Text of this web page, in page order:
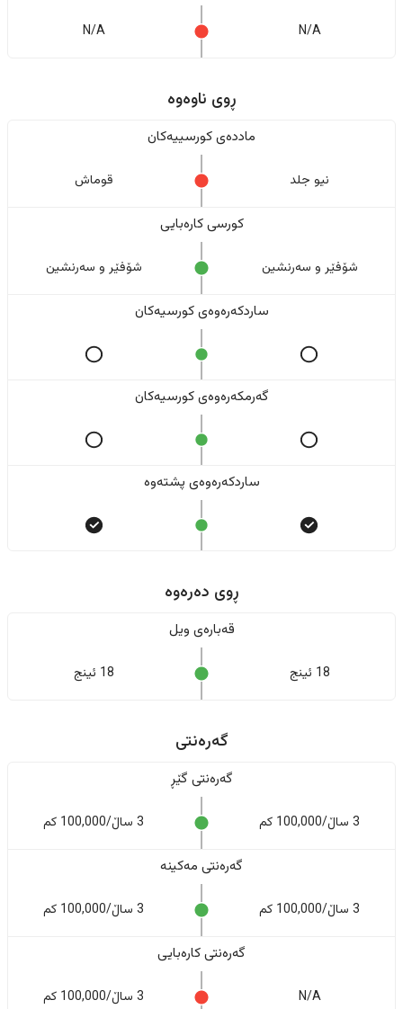
N/A
N/A
ڕوی ناوەوە
ماددەی کورسییەکان
نیو جلد قوماش
کورسی کارەبایی
شۆفێر و سەرنشین شۆفێر و سەرنشین
ساردکەرەوەی کورسیەکان
گەرمکەرەوەی کورسیەکان
ساردکەرەوەی پشتەوە
ڕوی دەرەوە
قەبارەی ویل
18 ئینج 18 ئینج
گەرەنتی
گەرەنتی گێڕ
3 ساڵ/100,000 کم 3 ساڵ/100,000 کم
گەرەنتی مەکینە
3 ساڵ/100,000 کم 3 ساڵ/100,000 کم
گەرەنتی کارەبایی
N/A 3 ساڵ/100,000 کم